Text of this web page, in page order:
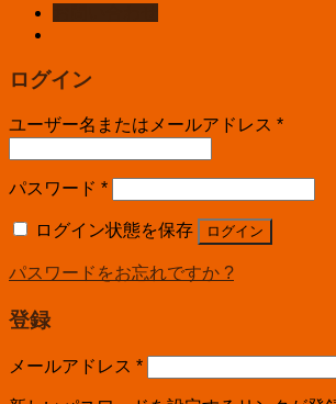
ログイン
ユーザー名またはメールアドレス *
パスワード *
ログイン状態を保存 ログイン
パスワードをお忘れですか ?
登録
メールアドレス *